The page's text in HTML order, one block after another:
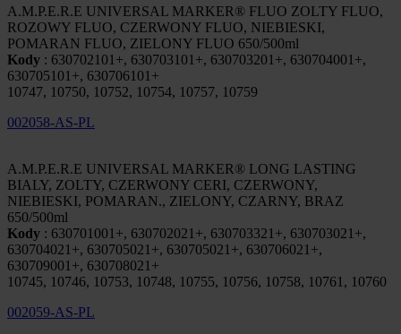
A.M.P.E.R.E UNIVERSAL MARKER® FLUO ZOLTY FLUO,
ROZOWY FLUO, CZERWONY FLUO, NIEBIESKI,
POMARAN FLUO, ZIELONY FLUO 650/500ml
Kody : 630702101+, 630703101+, 630703201+, 630704001+,
630705101+, 630706101+
10747, 10750, 10752, 10754, 10757, 10759
002058-AS-PL
A.M.P.E.R.E UNIVERSAL MARKER® LONG LASTING
BIALY, ZOLTY, CZERWONY CERI, CZERWONY,
NIEBIESKI, POMARAN., ZIELONY, CZARNY, BRAZ
650/500ml
Kody : 630701001+, 630702021+, 630703321+, 630703021+,
630704021+, 630705021+, 630705021+, 630706021+,
630709001+, 630708021+
10745, 10746, 10753, 10748, 10755, 10756, 10758, 10761, 10760
002059-AS-PL